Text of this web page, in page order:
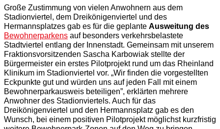
Große Zustimmung von vielen Anwohnern aus dem
Stadionviertel, dem Dreikönigenviertel und des
Hermannsplatzes gab es für die geplante Ausweitung des
Bewohnerparkens auf besonders verkehrsbelastete
Stadtviertel entlang der Innenstadt. Gemeinsam mit unserem
Fraktionsvorsitzenden Sascha Karbowiak stellte der
Bürgermeister ein erstes Pilotprojekt rund um das Rheinland
Klinikum im Stadionviertel vor. „Wir finden die vorgestellten
Eckpunkte gut und würden uns auf jeden Fall mit einem
Bewohnerparkausweis beteiligen”, erklärten mehrere
Anwohner des Stadionviertels. Auch für das
Dreikönigenviertel und den Hermannsplatz gab es den
Wunsch, bei einem positiven Pilotprojekt möglichst kurzfristig